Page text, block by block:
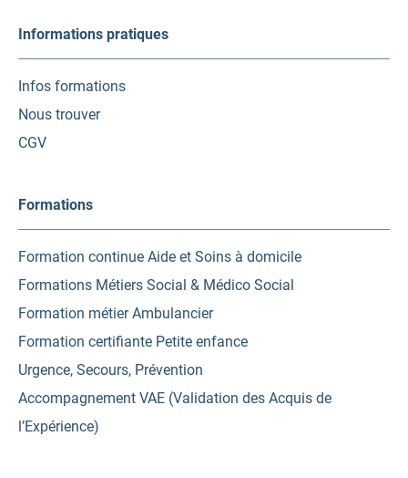
Informations pratiques
Infos formations
Nous trouver
CGV
Formations
Formation continue Aide et Soins à domicile
Formations Métiers Social & Médico Social
Formation métier Ambulancier
Formation certifiante Petite enfance
Urgence, Secours, Prévention
Accompagnement VAE (Validation des Acquis de
l’Expérience)